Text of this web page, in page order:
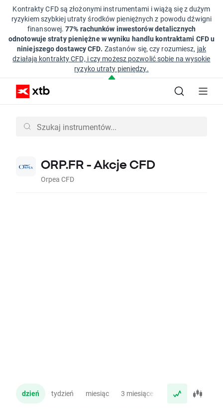
Kontrakty CFD są złożonymi instrumentami i wiążą się z dużym
ryzykiem szybkiej utraty środków pieniężnych z powodu dźwigni
finansowej.77% rachunków inwestorów detalicznych
odnotowuje straty pieniężne w wyniku handlu kontraktami CFD u
niniejszego dostawcy CFD. Zastanów się, czy rozumiesz, jak
działają kontrakty CFD, i czy możesz pozwolić sobie na wysokie
ryzyko utraty pieniędzy.
ORP.FR - Akcje CFD
Orpea CFD
dzień tydzień miesiąc 3 miesiące rok